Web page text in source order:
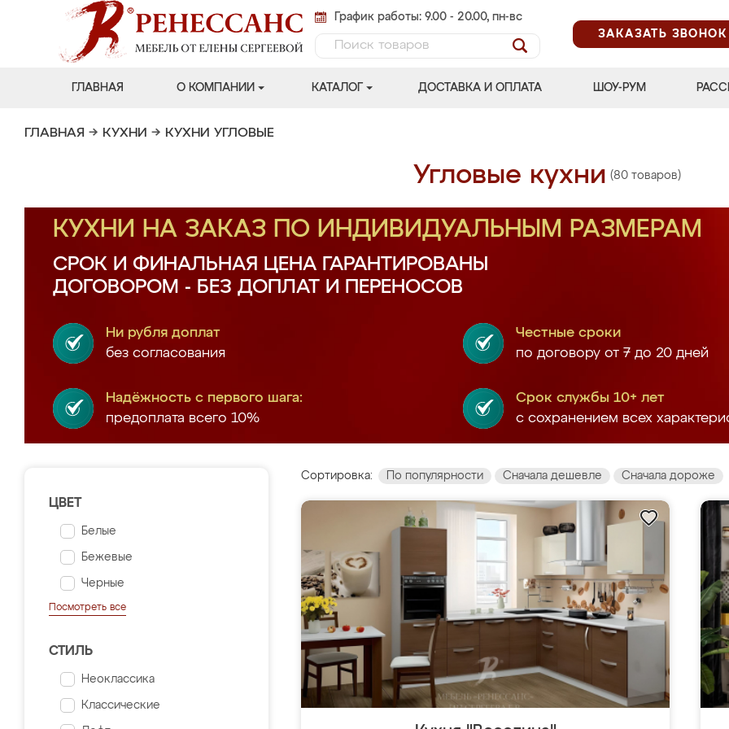
График работы: 9.00 - 20.00, пн-вс
ЗАКАЗАТЬ ЗВОНОК
ГЛАВНАЯ О КОМПАНИИ КАТАЛОГ ДОСТАВКА И ОПЛАТА ШОУ-РУМ
ГЛАВНАЯ → КУХНИ → КУХНИ УГЛОВЫЕ
Угловые кухни (80 товаров)
КУХНИ НА ЗАКАЗ ПО ИНДИВИДУАЛЬНЫМ РАЗМЕРАМ
СРОК И ФИНАЛЬНАЯ ЦЕНА ГАРАНТИРОВАНЫ
ДОГОВОРОМ - БЕЗ ДОПЛАТ И ПЕРЕНОСОВ
Ни рубля доплат
без согласования
Честные сроки
по договору от 7 до 20 дней
Надёжность с первого шага:
предоплата всего 10%
Срок службы 10+ лет
с сохранением всех
ЦВЕТ
Белые
Бежевые
Черные
Посмотреть все
СТИЛЬ
Неоклассика
Классические
Сортировка: По популярности Сначала дешевле Сначала дороже